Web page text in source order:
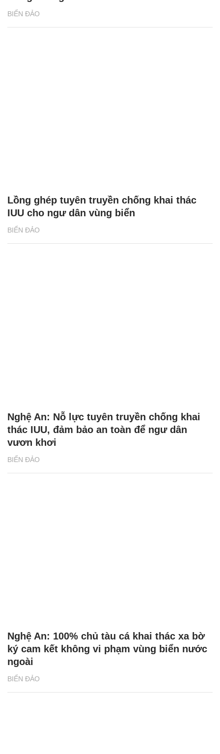
BIỂN ĐẢO
BIỂN ĐẢO
Lồng ghép tuyên truyền chống khai thác
IUU cho ngư dân vùng biển
BIỂN ĐẢO
Nghệ An: Nỗ lực tuyên truyền chống khai
thác IUU, đảm bảo an toàn để ngư dân
vươn khơi
BIỂN ĐẢO
Nghệ An: 100% chủ tàu cá khai thác xa bờ
ký cam kết không vi phạm vùng biển nước
ngoài